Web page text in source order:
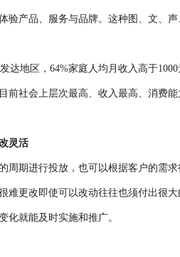
验产品、服务与品牌。这种图、文、
达地区，64%家庭人均月收入高于
前社会上层次最高、收入最高、消费
灵活
周期进行投放，也可以根据客户的需
难更改即使可以改动往往也须付出很
化就能及时实施和推广。